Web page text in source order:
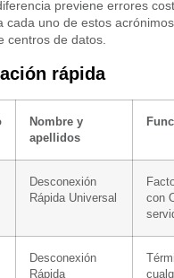
previene errores
cada uno de estos
centros de datos.
rápida
Nombre y
apellidos
Desconexión
Rápida Universal
con
Desconexión
Rápida